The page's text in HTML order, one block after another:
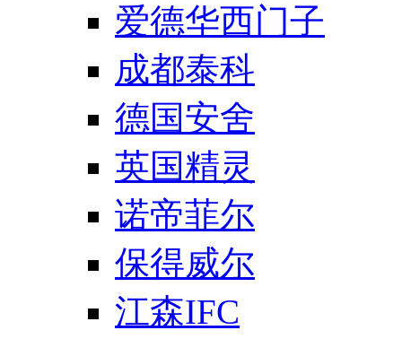
爱德华西门子
成都泰科
德国安舍
英国精灵
诺帝菲尔
保得威尔
江森IFC